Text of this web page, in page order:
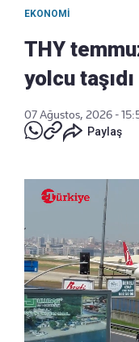
EKONOMI
THY
yolcu taşıdı
07 Ağustos, 2026 -
Paylaş